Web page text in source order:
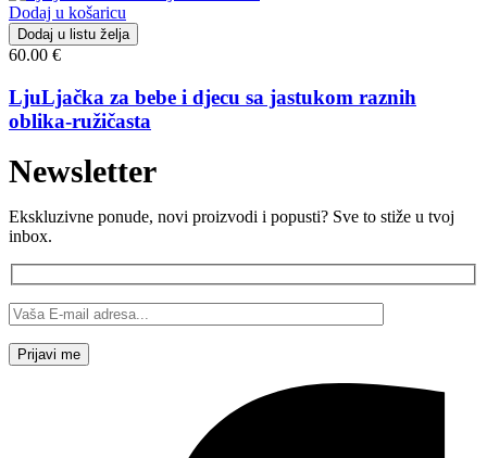
Dodaj u košaricu
Dodaj u listu želja
60.00 €
LjuLjačka za bebe i djecu sa jastukom raznih
oblika-ružičasta
Newsletter
Ekskluzivne ponude, novi proizvodi i popusti? Sve to stiže u tvoj
inbox.